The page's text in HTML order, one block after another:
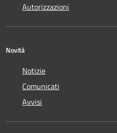
Autorizzazioni
Novità
Notizie
Comunicati
Avvisi